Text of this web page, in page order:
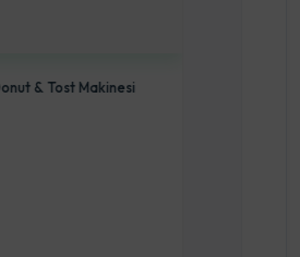
Tost Makinesi Mor